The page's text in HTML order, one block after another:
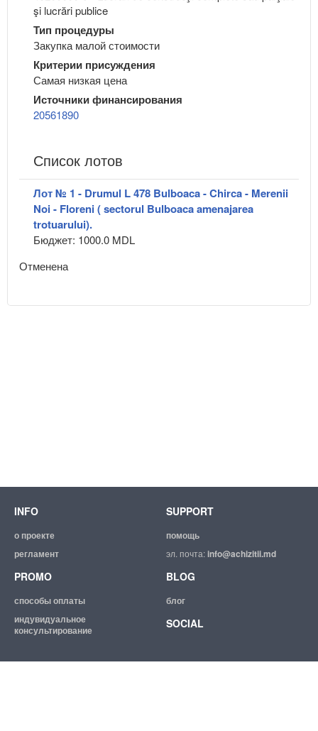
şi lucrări publice
Тип процедуры
Закупка малой стоимости
Критерии присуждения
Самая низкая цена
Источники финансирования
20561890
Список лотов
Лот № 1 - Drumul L 478 Bulboaca - Chirca - Merenii
Noi - Floreni ( sectorul Bulboaca amenajarea
trotuarului).
Бюджет: 1000.0 MDL
Отменена
INFO
о проекте
регламент
SUPPORT
помощь
эл. почта:info@achizitii.md
PROMO
способы оплаты
индувидуальное
консультирование
BLOG
блог
SOCIAL